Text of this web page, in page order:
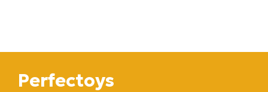
Perfectoys